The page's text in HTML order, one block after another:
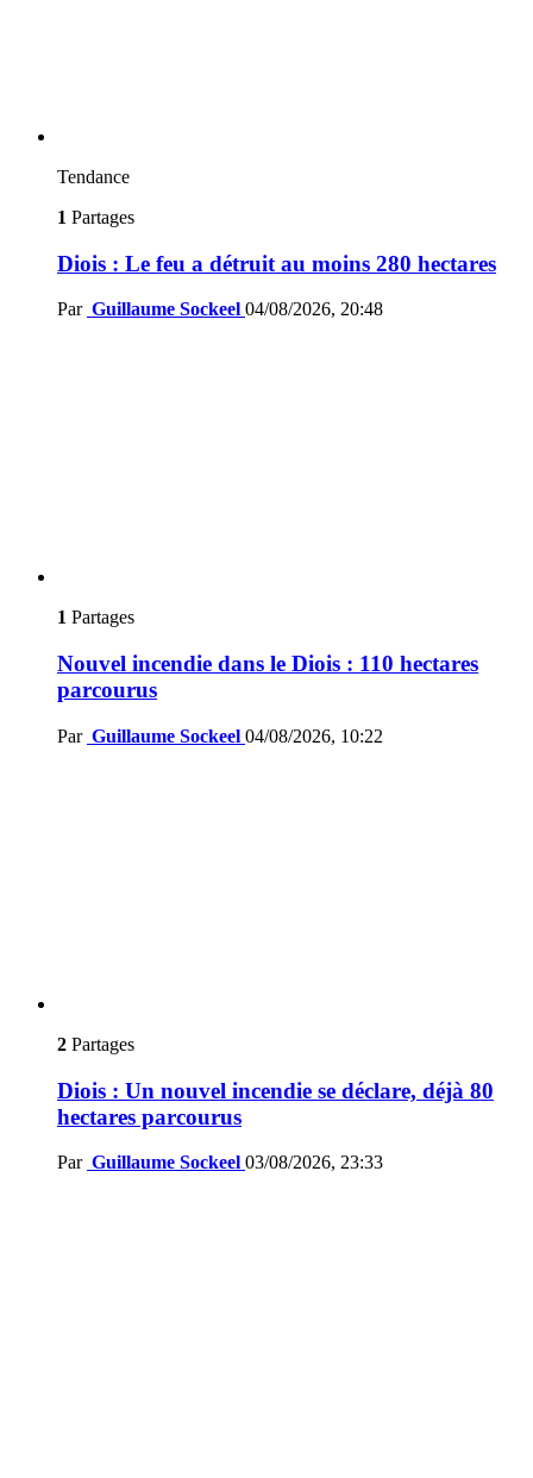
Tendance
1 Partages
Diois : Le feu a détruit au moins 280 hectares
Par Guillaume Sockeel 04/08/2026, 20:48
1 Partages
Nouvel incendie dans le Diois : 110 hectares
parcourus
Par Guillaume Sockeel 04/08/2026, 10:22
2 Partages
Diois : Un nouvel incendie se déclare, déjà 80
hectares parcourus
Par Guillaume Sockeel 03/08/2026, 23:33